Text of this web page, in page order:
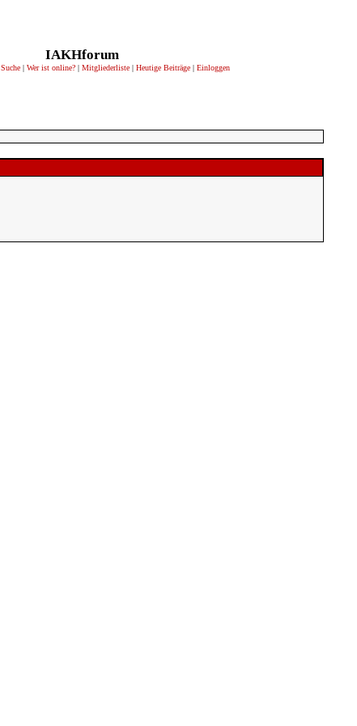
IAKHforum
Suche | Wer ist online? | Mitgliederliste | Heutige Beiträge | Einloggen